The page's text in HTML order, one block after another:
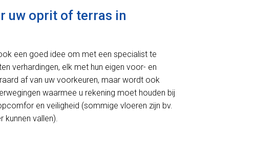
uw oprit of terras in
een goed idee om met een specialist te
verhardingen, elk met hun eigen voor- en
af van uw voorkeuren, maar wordt ook
waarmee u rekening moet houden bij
en veiligheid (sommige vloeren zijn bv.
vallen).